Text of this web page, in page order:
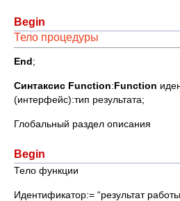
Begin
Тело процедуры
End;
Синтаксис Function:Function
(интерфейс):тип результата;
Глобальный раздел описания
Begin
Тело функции
Идентификатор:= “результат